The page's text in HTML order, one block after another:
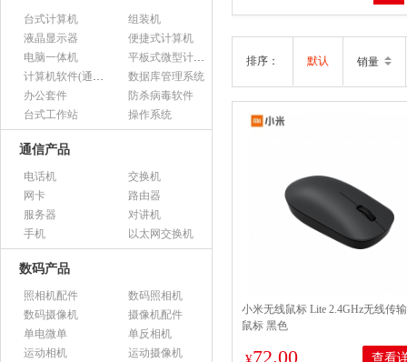
台式计算机
组装机
液晶显示器
便捷式计算机
电脑一体机
平板式微型计算机
计算机软件(通用软件)
数据库管理系统
办公套件
防杀病毒软件
台式工作站
操作系统
通信产品
电话机
交换机
网卡
路由器
服务器
对讲机
手机
以太网交换机
数码产品
照相机配件
数码照相机
数码摄像机
摄像机配件
单电微单
单反相机
运动相机
运动摄像机
排序： 默认 销量
小米无线鼠标 Lite 2.4GHz无线传
鼠标 黑色
72.00 查看